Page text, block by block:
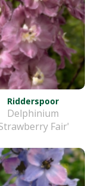
Ridderspoor
Delphinium
Fair'